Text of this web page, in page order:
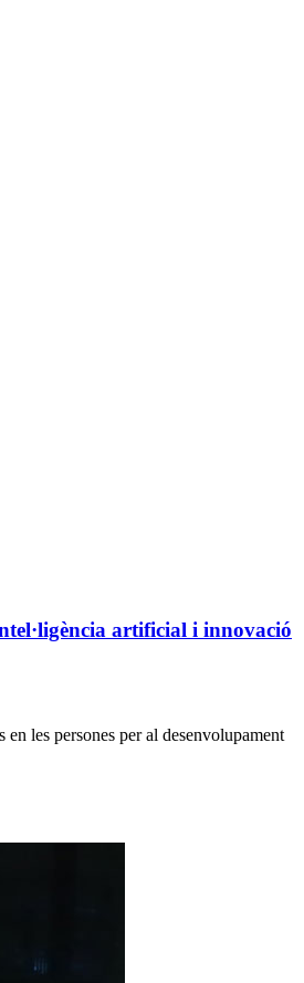
artificial i innovació
les persones per al desenvolupament